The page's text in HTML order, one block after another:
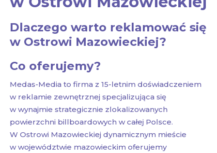
Dlaczego warto reklamować się
w Ostrowi Mazowieckiej?
Co oferujemy?
Medas-Media to firma z 15-letnim doświadczeniem
w reklamie zewnętrznej specjalizująca się
w wynajmie strategicznie zlokalizowanych
powierzchni billboardowych w całej Polsce.
W Ostrowi Mazowieckiej dynamicznym mieście
w województwie mazowieckim oferujemy